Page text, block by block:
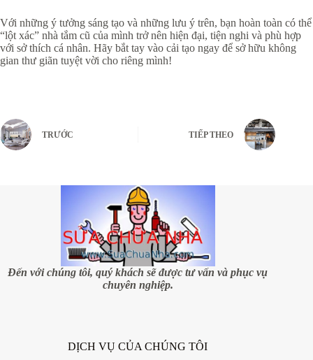
Với những ý tưởng sáng tạo và những lưu ý trên, bạn hoàn toàn có thể
“lột xác” nhà tắm cũ của mình trở nên hiện đại, tiện nghi và phù hợp
với sở thích cá nhân. Hãy bắt tay vào cải tạo ngay để sở hữu không
gian thư giãn tuyệt vời cho riêng mình!
TRƯỚC TIẾP THEO
Đến với chúng tôi, quý khách sẽ được tư vấn và phục vụ
chuyên nghiệp.
DỊCH VỤ CỦA CHÚNG TÔI